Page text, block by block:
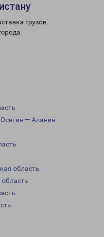
грузов
— Алания
область